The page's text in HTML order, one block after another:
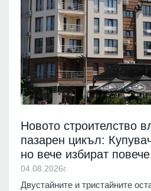
Новото строителство
пазарен цикъл:
но вече избират повече
04.08.2026г.
Двустайните и тристайните